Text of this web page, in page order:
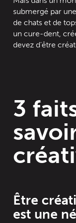
submergé par
de chats et de
un cure-dent,
devez d’être
3
Être
est une